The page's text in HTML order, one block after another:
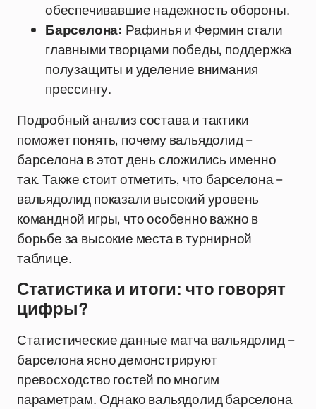
обеспечивавшие надежность обороны.
Барселона: Рафинья и Фермин стали
главными творцами победы, поддержка
полузащиты и уделение внимания
прессингу.
Подробный анализ состава и тактики
поможет понять, почему вальядолид –
барселона в этот день сложились именно
так. Также стоит отметить, что барселона –
вальядолид показали высокий уровень
командной игры, что особенно важно в
борьбе за высокие места в турнирной
таблице.
Статистика и итоги: что говорят
цифры?
Статистические данные матча вальядолид –
барселона ясно демонстрируют
превосходство гостей по многим
параметрам. Однако вальядолид барселона